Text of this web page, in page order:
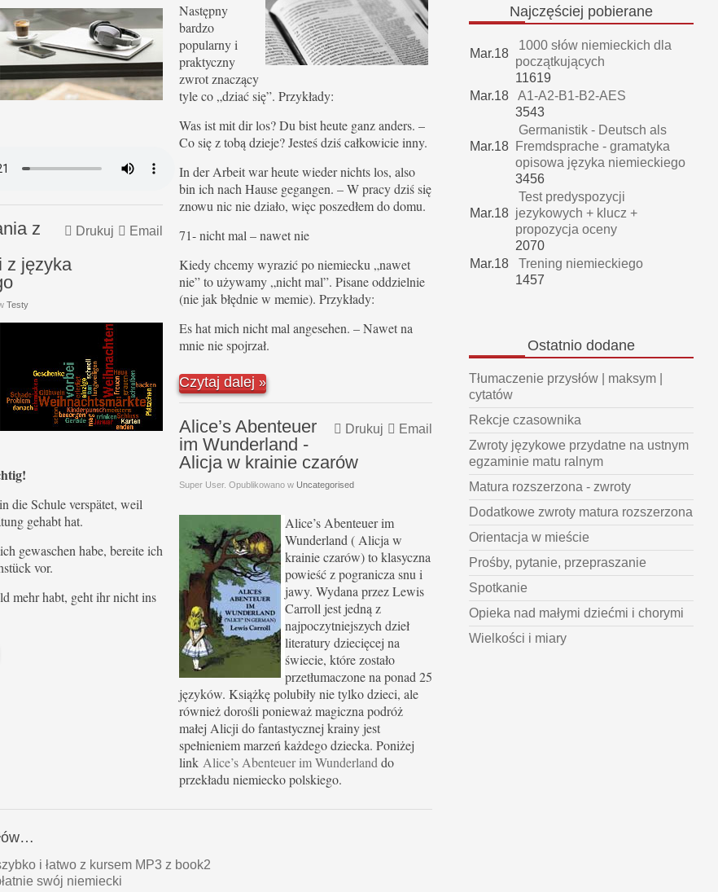
Email
Drukuj
z
z języka
Testy
die Schule verspätet, weil
gehabt hat.
gewaschen habe, bereite ich
vor.
mehr habt, geht ihr nicht ins
Następny
bardzo
popularny i
praktyczny
zwrot znaczący
tyle co „dziać się”. Przykłady:
Was ist mit dir los? Du bist heute ganz anders. –
Co się z tobą dzieje? Jesteś dziś całkowicie inny.
In der Arbeit war heute wieder nichts los, also
bin ich nach Hause gegangen. – W pracy dziś się
znowu nic nie działo, więc poszedłem do domu.
71- nicht mal – nawet nie
Kiedy chcemy wyrazić po niemiecku „nawet
nie” to używamy „nicht mal”. Pisane oddzielnie
(nie jak błędnie w memie). Przykłady:
Es hat mich nicht mal angesehen. – Nawet na
mnie nie spojrzał.
Czytaj dalej
Email
Drukuj
Alice’s Abenteuer
im Wunderland -
Alicja w krainie czarów
Super User. Opublikowano w Uncategorised
Alice’s Abenteuer im
Wunderland ( Alicja w
krainie czarów) to klasyczna
powieść z pogranicza snu i
jawy. Wydana przez Lewis
Carroll jest jedną z
najpoczytniejszych dzieł
literatury dziecięcej na
świecie, które zostało
przetłumaczone na ponad 25
języków. Książkę polubiły nie tylko dzieci, ale
również dorośli ponieważ magiczna podróż
małej Alicji do fantastycznej krainy jest
spełnieniem marzeń każdego dziecka. Poniżej
link Alice’s Abenteuer im Wunderland do
przekładu niemiecko polskiego.
i łatwo z kursem MP3 z book2
swój niemiecki
Najczęściej pobierane
Mar.18
1000 słów niemieckich dla
początkujących
11619
Mar.18
A1-A2-B1-B2-AES
3543
Mar.18
Germanistik - Deutsch als
Fremdsprache - gramatyka
opisowa języka niemieckiego
3456
Mar.18
Test predyspozycji
jezykowych + klucz +
propozycja oceny
2070
Mar.18
Trening niemieckiego
1457
Ostatnio dodane
Tłumaczenie przysłów | maksym |
cytatów
Rekcje czasownika
Zwroty językowe przydatne na ustnym
egzaminie matu ralnym
Matura rozszerzona - zwroty
Dodatkowe zwroty matura rozszerzona
Orientacja w mieście
Prośby, pytanie, przepraszanie
Spotkanie
Opieka nad małymi dziećmi i chorymi
Wielkości i miary